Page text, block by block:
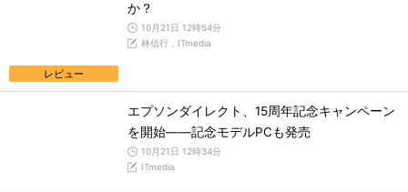
レビュー
か？
10月21日 12時54分
林信行，ITmedia
エプソンダイレクト、15周年記念キャンペーン
を開始――記念モデルPCも発売
10月21日 12時34分
ITmedia